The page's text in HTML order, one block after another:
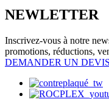
NEWLETTER
Inscrivez-vous à notre
promotions, réductions,
DEMANDER UN DEVIS